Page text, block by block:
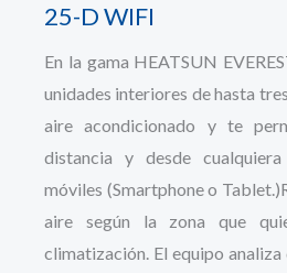
25-D WIFI
En la gama HEATSUN
unidades interiores de hasta
aire acondicionado y te
distancia y desde
móviles (Smartphone o
aire según la zona que
climatización. El equipo